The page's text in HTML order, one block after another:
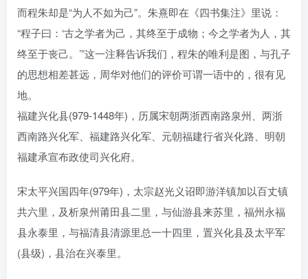
而程朱却是“为人不如为己”。朱熹即在《四书集注》里说：
“程子曰：‘古之学者为己，其终至于成物；今之学者为人，其
终至于丧己。’”这一注释告诉我们，程朱的唯利是图，与孔子
的思想相差甚远，周华对他们的评价可谓一语中的，很有见
地。
福建兴化县(979-1448年)，历属宋朝两浙西南路泉州、两浙
西南路兴化军、福建路兴化军、元朝福建行省兴化路、明朝
福建承宣布政使司兴化府。
宋太平兴国四年(979年)，太宗赵光义诏即游洋镇加以百丈镇
共六里，及析泉州莆田县二里，与仙游县来苏里，福州永福
县永泰里，与福清县清源里总一十四里，置兴化县及太平军
(县级)，县治在兴泰里。